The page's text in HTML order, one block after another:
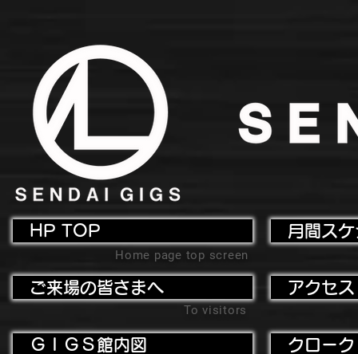
HP TOP
Home page top screen
ご来場の皆さまへ
To visitors
ＧＩＧＳ館内図
月間ス
アクセ
クローク